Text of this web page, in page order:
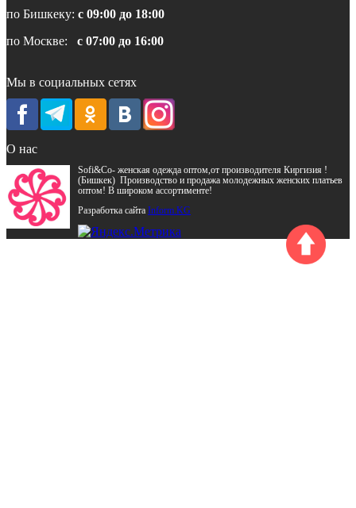
по Бишкеку: с 09:00 до 18:00
по Москве: с 07:00 до 16:00
Мы в социальных сетях
О нас
Sofi&Co- женская одежда оптом,от производителя Киргизия !
(Бишкек) Производство и продажа молодежных женских платьев
оптом! В широком ассортименте!
Разработка сайта Inform.KG